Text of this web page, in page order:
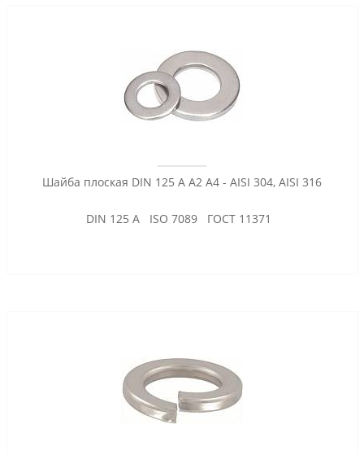
Шайба плоская DIN 125 A A2 A4 - AISI 304, AISI 316
DIN 125 A ISO 7089 ГОСТ 11371